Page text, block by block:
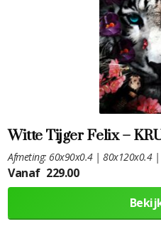
Witte Tijger Felix –
Afmeting: 60x90x0.4 | 80x120x0.4
Vanaf 229.00